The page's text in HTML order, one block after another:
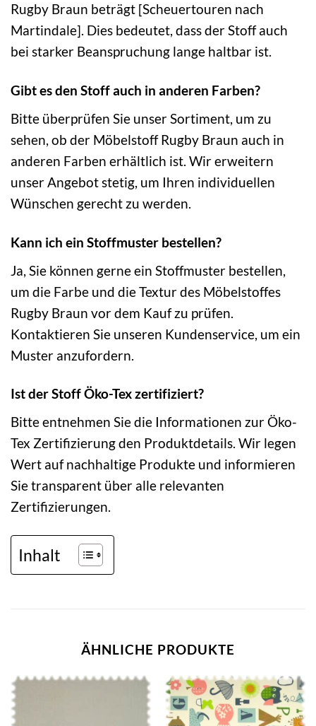
Rugby Braun beträgt [Scheuertouren nach
Martindale]. Dies bedeutet, dass der Stoff auch
bei starker Beanspruchung lange haltbar ist.
Gibt es den Stoff auch in anderen Farben?
Bitte überprüfen Sie unser Sortiment, um zu
sehen, ob der Möbelstoff Rugby Braun auch in
anderen Farben erhältlich ist. Wir erweitern
unser Angebot stetig, um Ihren individuellen
Wünschen gerecht zu werden.
Kann ich ein Stoffmuster bestellen?
Ja, Sie können gerne ein Stoffmuster bestellen,
um die Farbe und die Textur des Möbelstoffes
Rugby Braun vor dem Kauf zu prüfen.
Kontaktieren Sie unseren Kundenservice, um ein
Muster anzufordern.
Ist der Stoff Öko-Tex zertifiziert?
Bitte entnehmen Sie die Informationen zur Öko-
Tex Zertifizierung den Produktdetails. Wir legen
Wert auf nachhaltige Produkte und informieren
Sie transparent über alle relevanten
Zertifizierungen.
Inhalt
ÄHNLICHE PRODUKTE